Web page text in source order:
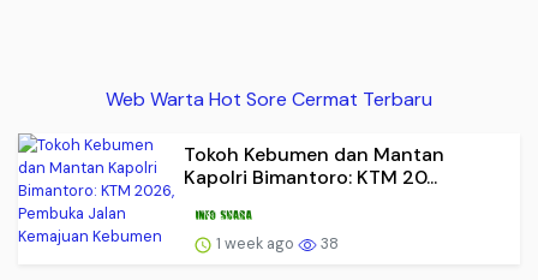
Web Warta Hot Sore Cermat Terbaru
Tokoh Kebumen dan Mantan
Kapolri Bimantoro: KTM 20...
1 week ago 38